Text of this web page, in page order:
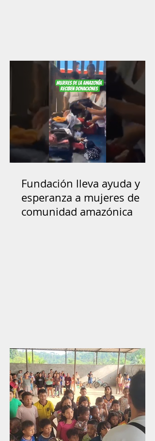
Fundación lleva ayuda y
esperanza a mujeres de
comunidad amazónica